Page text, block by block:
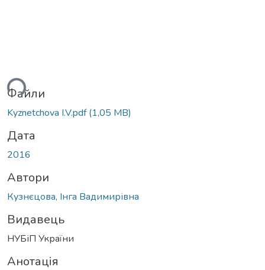
Файли
Kyznetchova I.V.pdf(1,05 MB)
Дата
2016
Автори
Кузнєцова, Інга Вадимирівна
Видавець
НУБіП України
Анотація